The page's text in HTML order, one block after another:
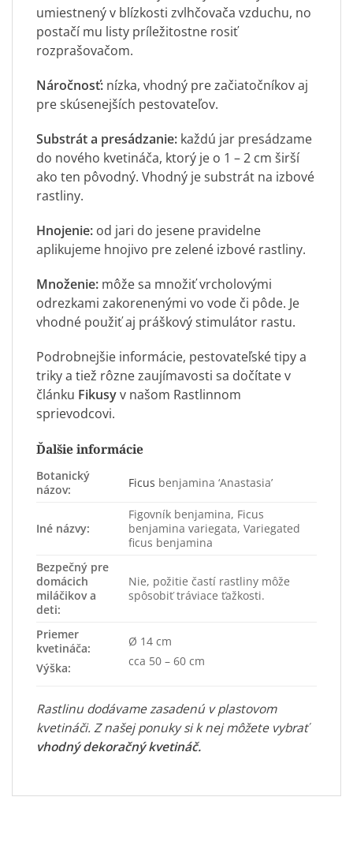
umiestnený v blízkosti zvlhčovača vzduchu, no
postačí mu listy príležitostne rosiť
rozprašovačom.
Náročnosť: nízka, vhodný pre začiatočníkov aj
pre skúsenejších pestovateľov.
Substrát a presádzanie: každú jar presádzame
do nového kvetináča, ktorý je o 1 – 2 cm širší
ako ten pôvodný. Vhodný je substrát na izbové
rastliny.
Hnojenie: od jari do jesene pravidelne
aplikujeme hnojivo pre zelené izbové rastliny.
Množenie: môže sa množiť vrcholovými
odrezkami zakorenenými vo vode či pôde. Je
vhodné použiť aj práškový stimulátor rastu.
Podrobnejšie informácie, pestovateľské tipy a
triky a tiež rôzne zaujímavosti sa dočítate v
článku Fikusyv našom Rastlinnom
sprievodcovi.
Ďalšie informácie
Botanický
názov:
Ficus benjamina ‘Anastasia’
Iné názvy:
Figovník benjamina, Ficus
benjamina variegata, Variegated
ficus benjamina
Bezpečný pre
domácich
miláčikov a
deti:
Nie, požitie častí rastliny môže
spôsobiť tráviace ťažkosti.
Priemer
kvetináča:
Výška:
Ø 14 cm
cca 50 – 60 cm
Rastlinu dodávame zasadenú v plastovom
kvetináči. Z našej ponuky si k nej môžete vybrať
vhodný dekoračný kvetináč.